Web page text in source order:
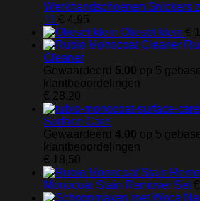
Werkhandschoenen Snickers
11 € 4,95
Olieset klein €
Cleaner
Gewaardeerd 5.00 op 5
klantbeoordelingen
€ 28,20
Surface Care
Gewaardeerd 4.00 op 5
klantbeoordelingen
€ 18,50
Monocoat Stain Remover Set €